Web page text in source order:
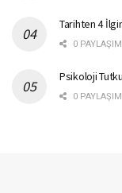
Tarihten 4
0
Psikoloji
0